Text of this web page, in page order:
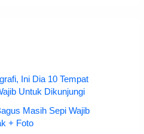
Ini Dia 10 Tempat
Untuk Dikunjungi
Masih Sepi Wajib
+ Foto